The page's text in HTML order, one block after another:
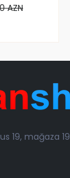
AZN
19, mağaza 19